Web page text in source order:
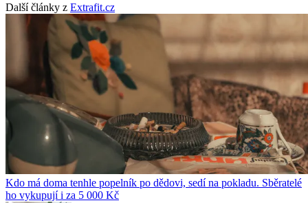
Další články z Extrafit.cz
Kdo má doma tenhle popelník po dědovi, sedí na pokladu. Sběratelé
ho vykupují i za 5 000 Kč